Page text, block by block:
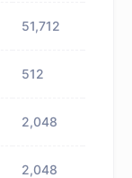
51,712
512
2,048
2,048